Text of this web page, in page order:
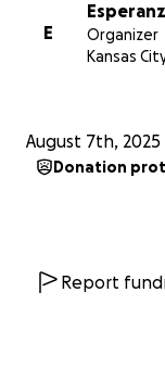
E
Organizer
Kansas
August 7th, 2025
Donation
Report